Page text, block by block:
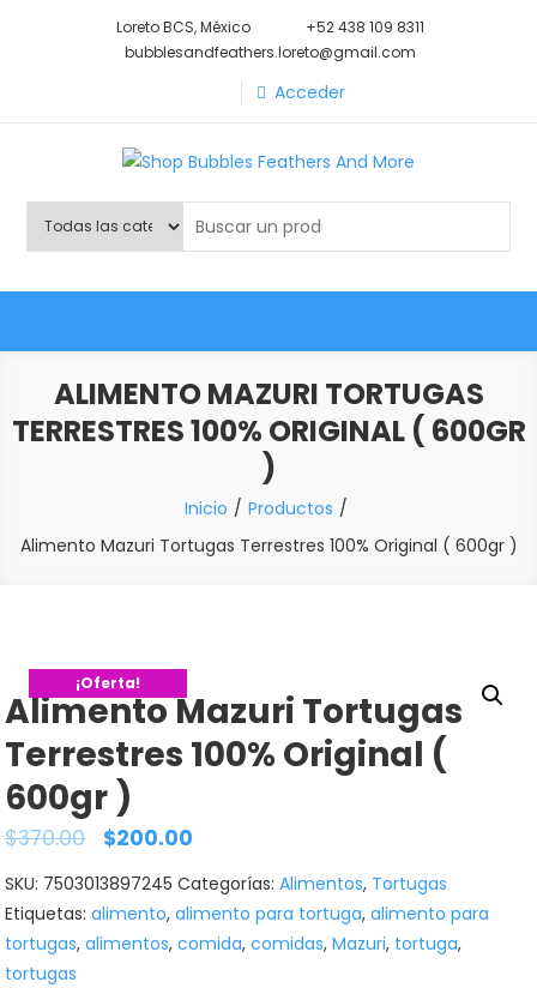
Loreto BCS, México
+52 438 109 8311
bubblesandfeathers.loreto@gmail.com
Acceder
Shop Bubbles Feathers And
More
ALIMENTO MAZURI TORTUGAS
TERRESTRES 100% ORIGINAL ( 600GR
)
Inicio
Productos
Alimento Mazuri Tortugas Terrestres 100% Original ( 600gr )
¡Oferta!
Alimento Mazuri Tortugas
Terrestres 100% Original (
600gr )
$370.00 $200.00
SKU: 7503013897245 Categorías:Alimentos, Tortugas
Etiquetas:alimento,alimento para tortuga,alimento para
tortugas,alimentos,comida,comidas,Mazuri, tortuga,
tortugas